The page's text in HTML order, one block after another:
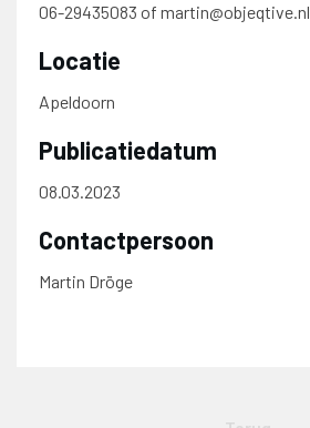
06-29435083 of martin@objeqtive.nl
Locatie
Apeldoorn
Publicatiedatum
08.03.2023
Contactpersoon
Martin Dröge